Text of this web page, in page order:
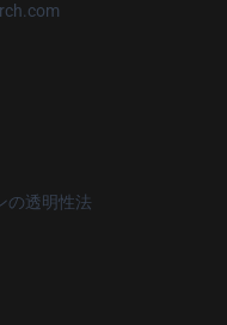
の透明性法